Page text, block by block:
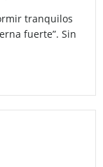
tranquilos
fuerte”. Sin